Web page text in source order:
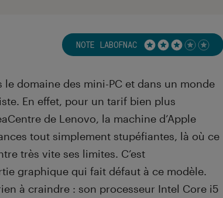
NOTE LABOFNAC Noté 3 étoiles sur 5
le domaine des mini-PC et dans un monde
En effet, pour un tarif bien plus
de Lenovo, la machine d’Apple
tout simplement stupéfiantes, là où ce
très vite ses limites. C’est
graphique qui fait défaut à ce modèle.
à craindre : son processeur Intel Core i5